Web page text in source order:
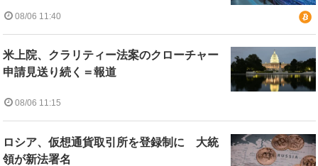
08/06 11:40
米上院、クラリティー法案のクローチャー
申請見送り続く＝報道
08/06 11:15
ロシア、仮想通貨取引所を登録制に 大統
領が新法署名